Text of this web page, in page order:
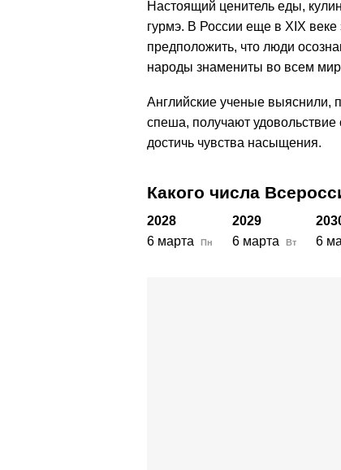
Настоящий ценитель еды,
гурмэ. В России еще в XIX
предположить, что люди
народы знамениты во всем
Английские ученые выяснили,
спеша, получают
достичь чувства насыщения.
Какого числа
2028 2029
6 марта
Пн 6 марта Вт 6